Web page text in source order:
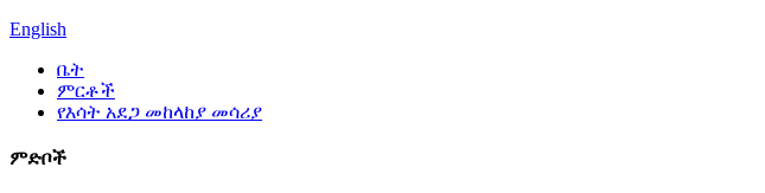
English
ቤት
ምርቶች
የእሳት አደጋ መከላከያ መሳሪያ
ምድቦች